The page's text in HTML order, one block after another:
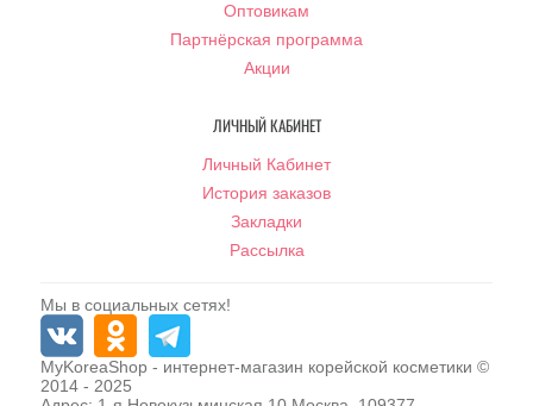
Оптовикам
Партнёрская программа
Акции
ЛИЧНЫЙ КАБИНЕТ
Личный Кабинет
История заказов
Закладки
Рассылка
Мы в социальных сетях!
MyKoreaShop - интернет-магазин корейской косметики ©
2014 - 2025